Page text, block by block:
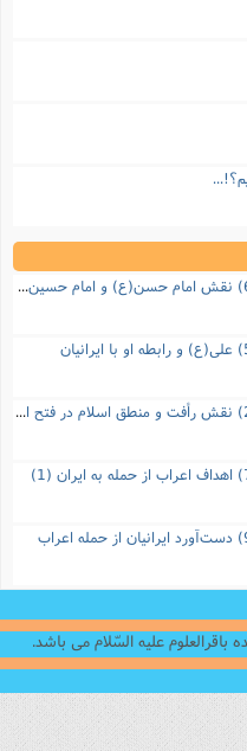
تعامل اعراب مسلمان و ایرانیان (6) نقش امام حسن(ع) و امام حسین(ع) در فتح ایران
تعامل اعراب مسلمان و ایرانیان (2) نقش رأفت و منطق اسلام در فتح ایران
علیه السّلام می باشد.